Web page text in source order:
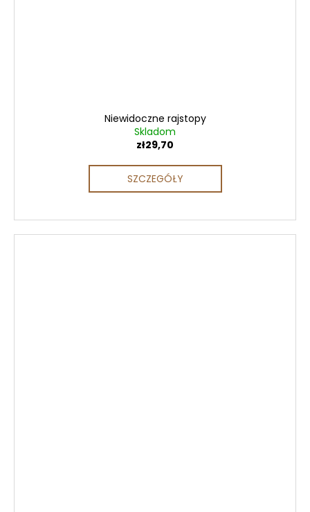
Niewidoczne rajstopy
Skladom
zł29,70
SZCZEGÓŁY